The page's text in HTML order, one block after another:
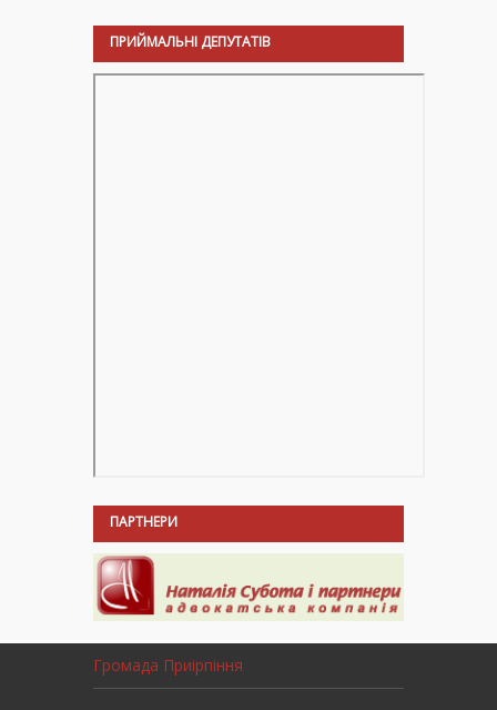
ПРИЙМАЛЬНІ ДЕПУТАТІВ
ПАРТНЕРИ
Громада Приірпіння